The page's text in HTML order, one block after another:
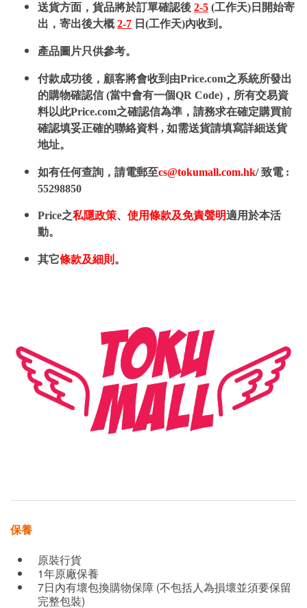
送貨方面，貨品將於訂單確認後 2-5 (工作天)日開始寄
出，寄出後大概2-7 日(工作天)內收到。
產品圖片只供參考。
付款成功後，顧客將會收到由Price.com之系統所發出
的購物確認信 (當中會有一個QR Code)，所有交易資
料以此Price.com之確認信為準，請務求在確定購買前
確認填妥正確的聯絡資料 , 如需送貨請填寫詳細送貨
地址。
如有任何查詢，請電郵至cs@tokumall.com.hk/ 致電 :
55298850
Price之私隱政策、 使用條款及免責聲明適用於本活
動。
其它條款及細則 。
保養
原裝行貨
1年原廠保養
7日內有壞包換購物保障 (不包括人為損壞並須要保留
完整包裝)